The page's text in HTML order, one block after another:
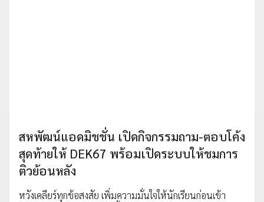
สหพัฒน์แอดมิชชั่น เปิดกิจกรรมถาม-ตอบโค้ง
สุดท้ายให้ DEK67 พร้อมเปิดระบบให้ชมการ
ติวย้อนหลัง
หวังเคลียร์ทุกข้อสงสัย เพิ่มความมั่นใจให้นักเรียนก่อนเข้า